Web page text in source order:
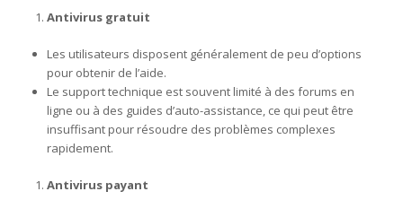
Antivirus gratuit
Les utilisateurs disposent généralement de peu d’options
pour obtenir de l’aide.
Le support technique est souvent limité à des forums en
ligne ou à des guides d’auto-assistance, ce qui peut être
insuffisant pour résoudre des problèmes complexes
rapidement.
Antivirus payant